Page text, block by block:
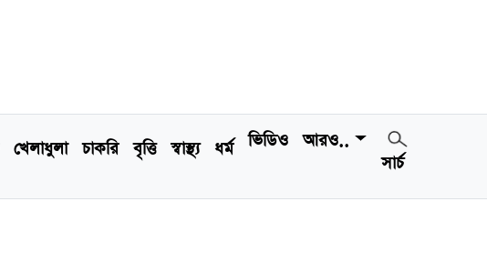
খেলাধুলা চাকরি বৃত্তি স্বাস্থ্য ধর্ম ভিডিও
আরও..
সার্চ